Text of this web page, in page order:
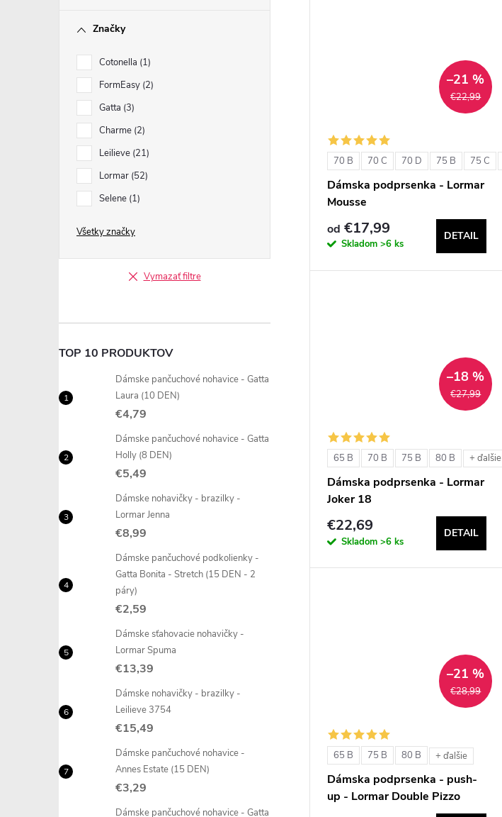
Značky
Cotonella 1
FormEasy 2
Gatta 3
Charme 2
Leilieve 21
Lormar 52
Selene 1
Všetky značky
Vymazať filtre
TOP 10 PRODUKTOV
Dámske pančuchové nohavice - Gatta
Laura (10 DEN)
€4,79
Dámske pančuchové nohavice - Gatta
Holly (8 DEN)
€5,49
Dámske nohavičky - brazilky -
Lormar Jenna
€8,99
Dámske pančuchové podkolienky -
Gatta Bonita - Stretch (15 DEN - 2
páry)
€2,59
Dámske sťahovacie nohavičky -
Lormar Spuma
€13,39
Dámske nohavičky - brazilky -
Leilieve 3754
€15,49
Dámske pančuchové nohavice -
Annes Estate (15 DEN)
€3,29
Dámske pančuchové nohavice - Gatta
€22,99
–21 %
70 B 70 C 70 D 75 B 75 C
Dámska podprsenka - Lormar
Mousse
od €17,99
Skladom >6 ks
DETAIL
€27,99
–18 %
65 B 70 B 75 B 80 B + ďalšie
Dámska podprsenka - Lormar
Joker 18
€22,69
Skladom >6 ks
DETAIL
€28,99
–21 %
65 B 75 B 80 B + ďalšie
Dámska podprsenka - push-
up - Lormar Double Pizzo